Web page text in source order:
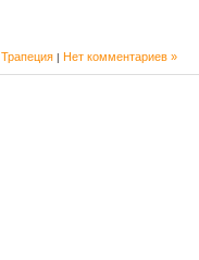
Трапеция | Нет комментариев »